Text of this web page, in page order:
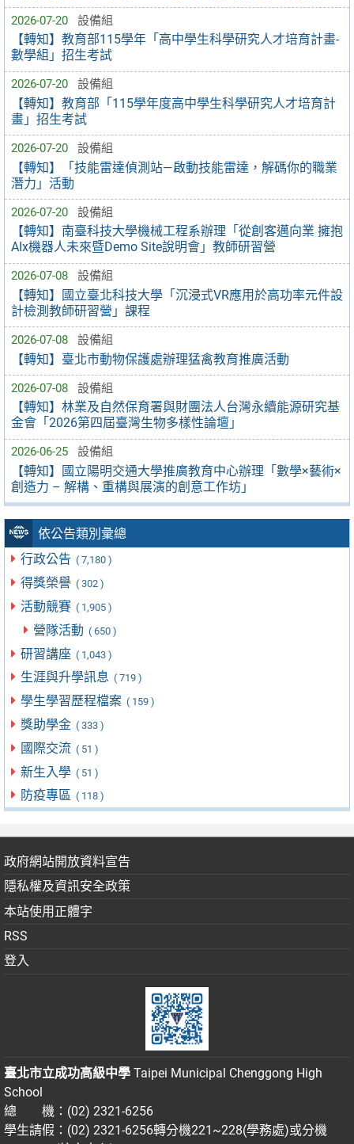
2026-07-20 設備組
【轉知】教育部115學年「高中學生科學研究人才培育計畫-
數學組」招生考試
2026-07-20 設備組
【轉知】教育部「115學年度高中學生科學研究人才培育計
畫」招生考試
2026-07-20 設備組
【轉知】「技能雷達偵測站—啟動技能雷達，解碼你的職業
潛力」活動
2026-07-20 設備組
【轉知】南臺科技大學機械工程系辦理「從創客邁向業 擁抱
AIx機器人未來暨Demo Site說明會」教師研習營
2026-07-08 設備組
【轉知】國立臺北科技大學「沉浸式VR應用於高功率元件設
計檢測教師研習營」課程
2026-07-08 設備組
【轉知】臺北市動物保護處辦理猛禽教育推廣活動
2026-07-08 設備組
【轉知】林業及自然保育署與財團法人台灣永續能源研究基
金會「2026第四屆臺灣生物多樣性論壇」
2026-06-25 設備組
【轉知】國立陽明交通大學推廣教育中心辦理「數學×藝術×
創造力 – 解構、重構與展演的創意工作坊」
依公告類別彙總
行政公告 ( 7,180 )
得獎榮譽 ( 302 )
活動競賽 ( 1,905 )
營隊活動 ( 650 )
研習講座 ( 1,043 )
生涯與升學訊息 ( 719 )
學生學習歷程檔案 ( 159 )
獎助學金 ( 333 )
國際交流 ( 51 )
新生入學 ( 51 )
防疫專區 ( 118 )
政府網站開放資料宣告
隱私權及資訊安全政策
本站使用正體字
RSS
登入
臺北市立成功高級中學 Taipei Municipal Chenggong High
School
總 機：(02) 2321-6256
學生請假：(02) 2321-6256轉分機221~228(學務處)或分機